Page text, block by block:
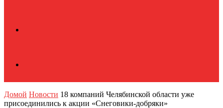
Домой Новости 18 компаний Челябинской области уже
присоединились к акции «Снеговики-добряки»